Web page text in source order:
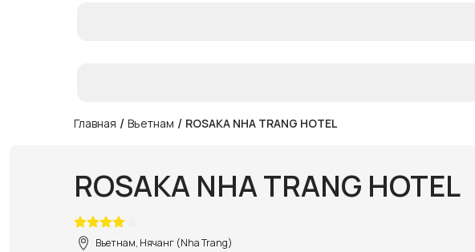
Главная / Вьетнам / ROSAKA NHA TRANG HOTEL
ROSAKA NHA TRANG HOTEL
Вьетнам, Нячанг (Nha Trang)